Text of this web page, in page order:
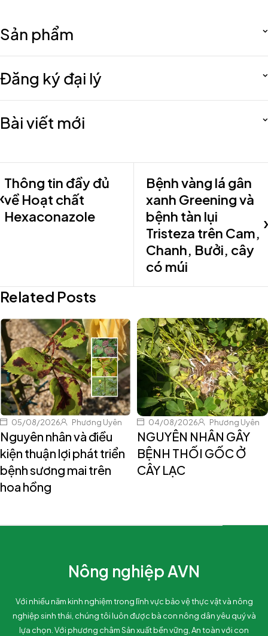
Sản phẩm
Đăng ký đại lý
Bài viết mới
Thông tin đầy đủ
về Hoạt chất
Hexaconazole
Bệnh vàng lá gân
xanh Greening và
bệnh tàn lụi
Tristeza trên Cam,
Chanh, Bưởi, cây
có múi
Related Posts
05/08/2026 Phương Uyên
Nguyên nhân và điều
kiện thuận lợi phát triển
bệnh sương mai trên
hoa hồng
04/08/2026 Phương Uyên
NGUYÊN NHÂN GÂY
BỆNH THỐI GỐC Ở
CÂY LẠC
Nông nghiệp AVN
Với nhiều năm kinh nghiệm trong lĩnh vực bảo vệ thực vật và nông
nghiệp sinh thái, chúng tôi luôn được bà con nông dân yêu quý và
lựa chọn. Với phương châm Sản xuất bền vững, An toàn với con